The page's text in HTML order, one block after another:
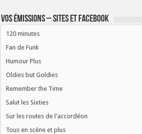
Vos émissions – Sites et Facebook
120 minutes
Fan de Funk
Humour Plus
Oldies but Goldies
Remember the Time
Salut les Sixties
Sur les routes de l'accordéon
Tous en scène et plus